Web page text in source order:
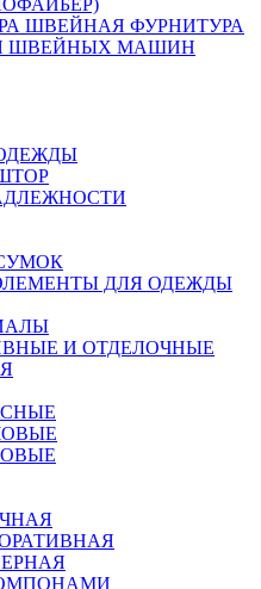
ШВЕЙНАЯ ФУРНИТУРА
ШВЕЙНЫХ МАШИН
ДЛЯ ОДЕЖДЫ
И ОТДЕЛОЧНЫЕ